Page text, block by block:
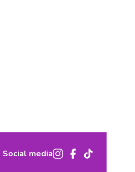
Social media